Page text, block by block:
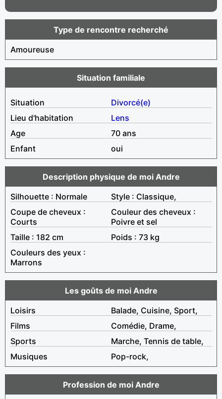
Type de rencontre recherché
Amoureuse
Situation familiale
Situation
Divorcé(e)
Lieu d'habitation
Lens
Age
70 ans
Enfant
oui
Description physique de moi Andre
Silhouette : Normale
Style : Classique,
Coupe de cheveux :
Courts
Couleur des cheveux :
Poivre et sel
Taille : 182 cm
Poids : 73 kg
Couleurs des yeux :
Marrons
Les goûts de moi Andre
Loisirs
Balade, Cuisine, Sport,
Films
Comédie, Drame,
Sports
Marche, Tennis de table,
Musiques
Pop-rock,
Profession de moi Andre